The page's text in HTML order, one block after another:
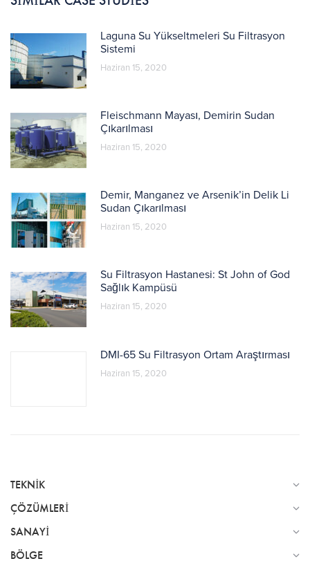
Laguna Su Yükseltmeleri Su Filtrasyon
Sistemi
Haziran 15, 2020
Fleischmann Mayası, Demirin Sudan
Çıkarılması
Haziran 15, 2020
Demir, Manganez ve Arsenik’in Delik Li
Sudan Çıkarılması
Haziran 15, 2020
Su Filtrasyon Hastanesi: St John of God
Sağlık Kampüsü
Haziran 15, 2020
DMI-65 Su Filtrasyon Ortam Araştırması
Haziran 15, 2020
TEKNIK
ÇÖZÜMLERI
SANAYI
BÖLGE